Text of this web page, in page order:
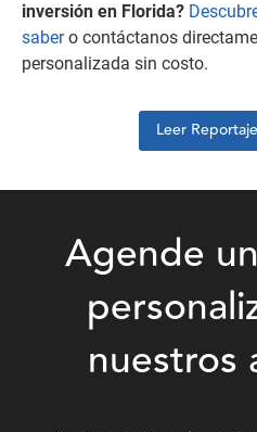
inversión en Florida?
sabero contáctanos
personalizada sin costo.
Leer
Agende
nuestros